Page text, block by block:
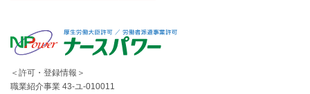
＜許可・登録情報＞
職業紹介事業 43-ユ-010011